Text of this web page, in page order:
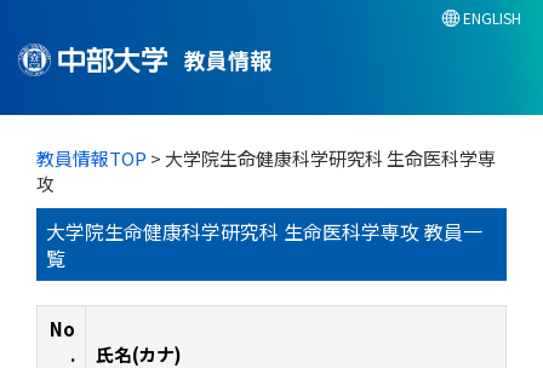
教員情報
ENGLISH
教員情報TOP > 大学院生命健康科学研究科 生命医科学専
攻
大学院生命健康科学研究科 生命医科学専攻 教員一
覧
No
.
氏名(カナ)